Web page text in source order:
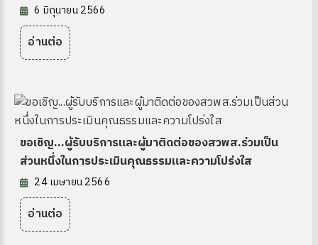
6 มิถุนายน 2566
อ่านต่อ
ขอเชิญ...ผู้รับบริการและผู้มาติดต่อของสวพส.ร่วมเป็น
ส่วนหนึ่งในการประเมินคุณธรรมและความโปร่งใส
24 เมษายน 2566
อ่านต่อ